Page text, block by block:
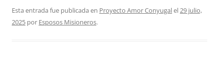
Esta entrada fue publicada en Proyecto Amor Conyugalel29 julio,
2025 por Esposos Misioneros.